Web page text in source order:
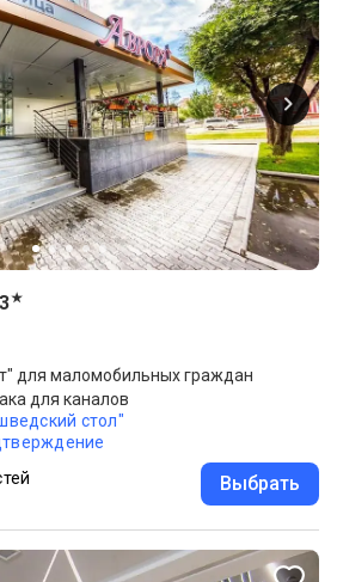
3★
для маломобильных граждан
для каналов
стол"
Выбрать